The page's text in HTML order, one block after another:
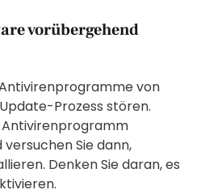
vorübergehend
von
Prozess stören.
Antivirenprogramm
Sie dann,
Denken Sie daran, es